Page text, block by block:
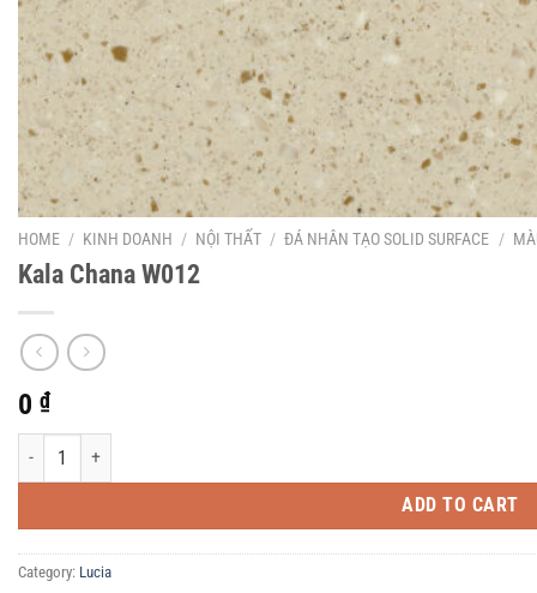
HOME / KINH DOANH / NỘI THẤT / ĐÁ NHÂN TẠO SOLID SURFACE /
Kala Chana W012
0 ₫
Kala Chana W012 quantity
ADD TO CART
Category: Lucia